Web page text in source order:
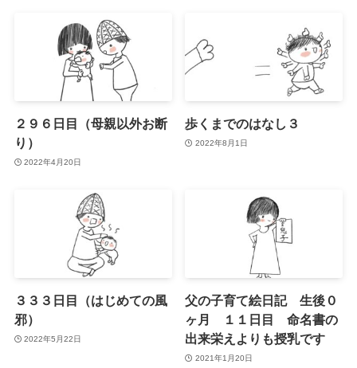
２９６日目（母親以外お断
り）
2022年4月20日
歩くまでのはなし３
2022年8月1日
３３３日目（はじめての風
邪）
2022年5月22日
父の子育て絵日記 生後０
ヶ月 １１日目 命名書の
出来栄えよりも授乳です
2021年1月20日